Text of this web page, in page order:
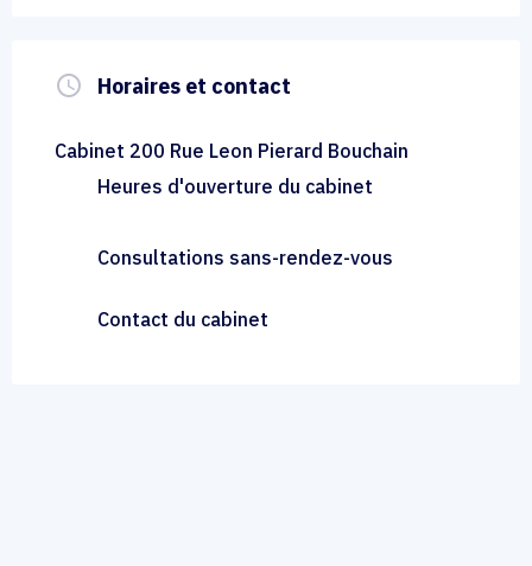
query_builder Horaires et contact
Cabinet 200 Rue Leon Pierard Bouchain
Heures d'ouverture du cabinet
Consultations sans-rendez-vous
Contact du cabinet